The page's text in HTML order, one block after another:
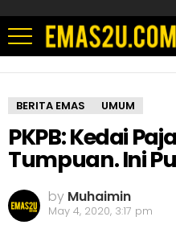
BERITA EMAS UMUM
PKPB: Kedai
Tumpuan. Ini
by Muhaimin
May 4, 2020, 3:17 pm